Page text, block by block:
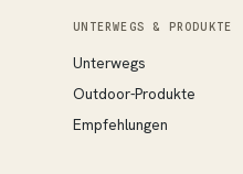
UNTERWEGS & PRODUKTE
Unterwegs
Outdoor-Produkte
Empfehlungen